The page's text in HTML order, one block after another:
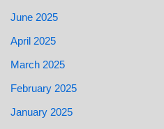
June 2025
April 2025
March 2025
February 2025
January 2025